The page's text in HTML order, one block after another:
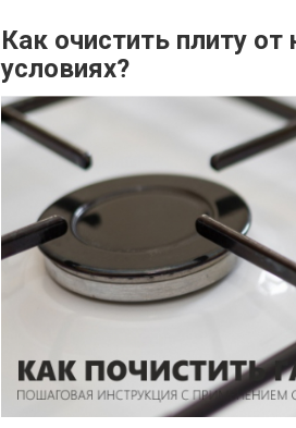
Как очистить плиту
условиях?